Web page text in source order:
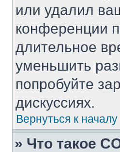
или удалил
конференции
длительное
уменьшить
попробуйте
дискуссиях.
Вернуться к началу
» Что такое